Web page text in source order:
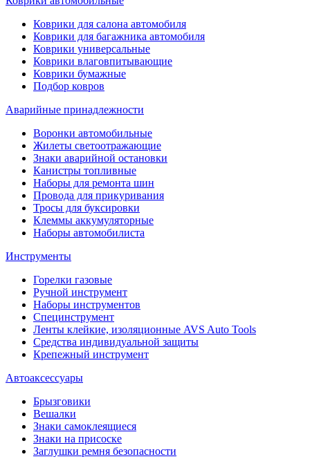
Коврики для салона автомобиля
Коврики для багажника автомобиля
Коврики универсальные
Коврики влаговпитывающие
Коврики бумажные
Подбор ковров
Аварийные принадлежности
Воронки автомобильные
Жилеты светоотражающие
Знаки аварийной остановки
Канистры топливные
Наборы для ремонта шин
Провода для прикуривания
Тросы для буксировки
Клеммы аккумуляторные
Наборы автомобилиста
Инструменты
Горелки газовые
Ручной инструмент
Наборы инструментов
Специнструмент
Ленты клейкие, изоляционные AVS Auto Tools
Средства индивидуальной защиты
Крепежный инструмент
Автоаксессуары
Брызговики
Вешалки
Знаки самоклеящиеся
Знаки на присоске
Заглушки ремня безопасности